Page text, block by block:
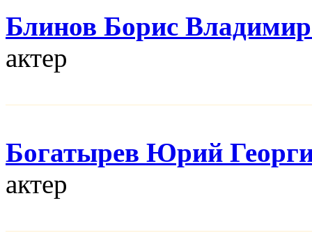
Блинов Борис
актер
Богатырев Юрий
актер